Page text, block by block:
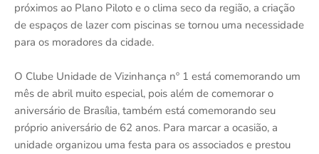
próximos ao Plano Piloto e o clima seco da região, a criação
de espaços de lazer com piscinas se tornou uma necessidade
para os moradores da cidade.
O Clube Unidade de Vizinhança nº 1 está comemorando um
mês de abril muito especial, pois além de comemorar o
aniversário de Brasília, também está comemorando seu
próprio aniversário de 62 anos. Para marcar a ocasião, a
unidade organizou uma festa para os associados e prestou